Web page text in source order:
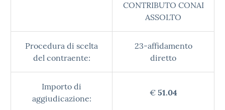
CONTRIBUTO CONAI
ASSOLTO
Procedura di scelta
del contraente:
23-affidamento
diretto
Importo di
aggiudicazione:
€ 51.04